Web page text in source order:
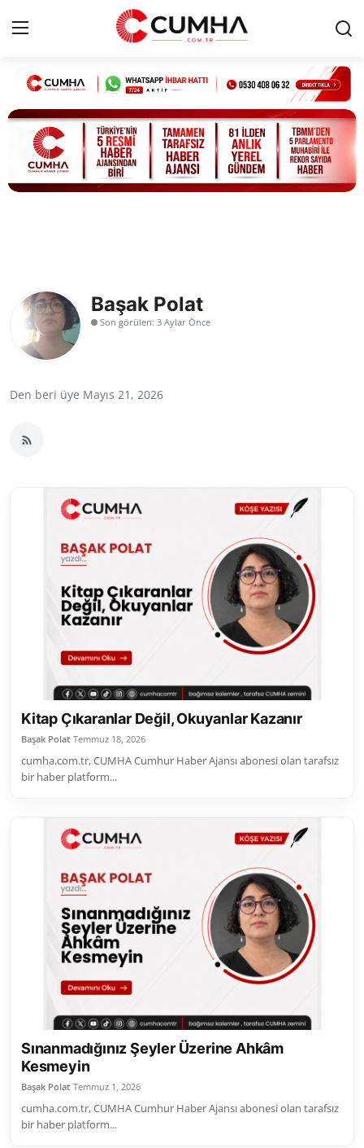
Kurumsal
Cumhurbaşkanlığı
Bakanlıklar
Yerel Yönetimler
Mülki İdare
Resmi Reklamlar
Başak Polat
Son görülen: 3 Aylar Önce
Den beri üye Mayıs 21, 2026
Kitap Çıkaranlar Değil, Okuyanlar Kazanır
Başak Polat Temmuz 18, 2026
cumha.com.tr, CUMHA Cumhur Haber Ajansı abonesi olan tarafsız
bir haber platform...
Sınanmadığınız Şeyler Üzerine Ahkâm
Kesmeyin
Başak Polat Temmuz 1, 2026
cumha.com.tr, CUMHA Cumhur Haber Ajansı abonesi olan tarafsız
bir haber platform...